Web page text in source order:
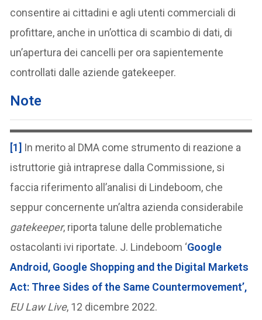
consentire ai cittadini e agli utenti commerciali di
profittare, anche in un’ottica di scambio di dati, di
un’apertura dei cancelli per ora sapientemente
controllati dalle aziende gatekeeper.
Note
[1] In merito al DMA come strumento di reazione a
istruttorie già intraprese dalla Commissione, si
faccia riferimento all’analisi di Lindeboom, che
seppur concernente un’altra azienda considerabile
gatekeeper, riporta talune delle problematiche
ostacolanti ivi riportate. J. Lindeboom ‘Google
Android, Google Shopping and the Digital Markets
Act: Three Sides of the Same Countermovement’,
EU Law Live, 12 dicembre 2022.